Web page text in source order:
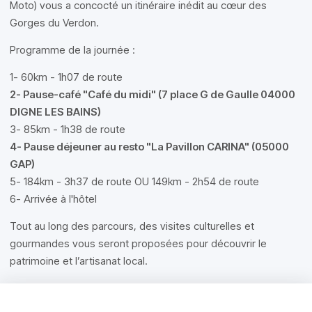
Moto) vous a concocté un itinéraire inédit au cœur des
Gorges du Verdon.
Programme de la journée :
1- 60km - 1h07 de route
2- Pause-café "Café du midi" (7 place G de Gaulle 04000
DIGNE LES BAINS)
3- 85km - 1h38 de route
4- Pause déjeuner au resto "La Pavillon CARINA" (05000
GAP)
5- 184km - 3h37 de route OU 149km - 2h54 de route
6- Arrivée à l'hôtel
Tout au long des parcours, des visites culturelles et
gourmandes vous seront proposées pour découvrir le
patrimoine et l’artisanat local.